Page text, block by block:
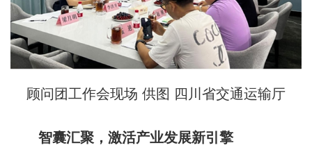
顾问团工作会现场 供图 四川省交通运输厅
智囊汇聚，激活产业发展新引擎